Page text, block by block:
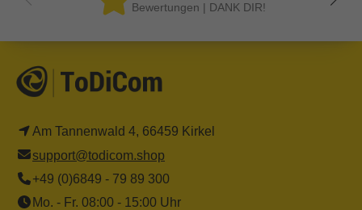
Bewertungen | DANK DIR!
Am Tannenwald 4, 66459 Kirkel
support@todicom.shop
+49 (0)6849 - 79 89 300
Mo. - Fr. 08:00 - 15:00 Uhr